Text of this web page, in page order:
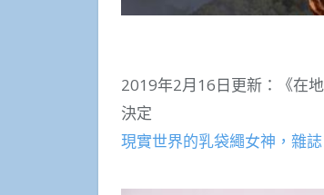
2019年2月16日更新：《在
決定
現實世界的乳袋繩女神，雜